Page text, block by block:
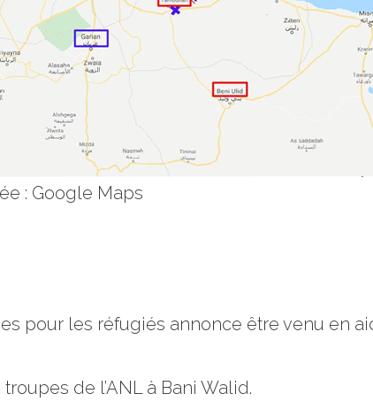
: Google Maps
pour les réfugiés annonce être venu en
de l’ANL à Bani Walid.